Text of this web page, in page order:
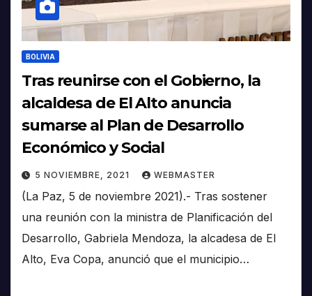
BOLIVIA
Tras reunirse con el Gobierno, la
alcaldesa de El Alto anuncia
sumarse al Plan de Desarrollo
Económico y Social
5 NOVIEMBRE, 2021 WEBMASTER
(La Paz, 5 de noviembre 2021).- Tras sostener
una reunión con la ministra de Planificación del
Desarrollo, Gabriela Mendoza, la alcadesa de El
Alto, Eva Copa, anunció que el municipio…